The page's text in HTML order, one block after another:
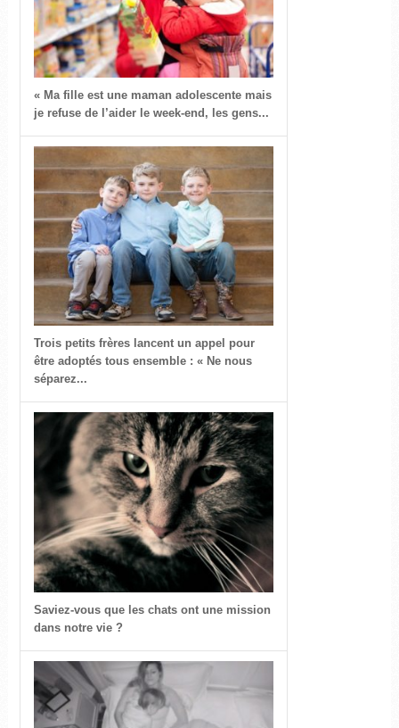
« Ma fille est une maman adolescente mais
je refuse de l’aider le week-end, les gens...
Trois petits frères lancent un appel pour
être adoptés tous ensemble : « Ne nous
séparez...
Saviez-vous que les chats ont une mission
dans notre vie ?